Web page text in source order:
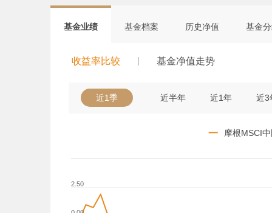
基金业绩 基金档案 历史净值 基金
收益率比较 基金净值走势
近1季 近半年 近1年 近3
一 摩根MSCI
2.50